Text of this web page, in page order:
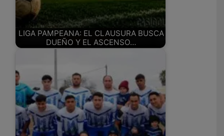
LIGA PAMPEANA: EL CLAUSURA BUSCA
DUEÑO Y EL ASCENSO…